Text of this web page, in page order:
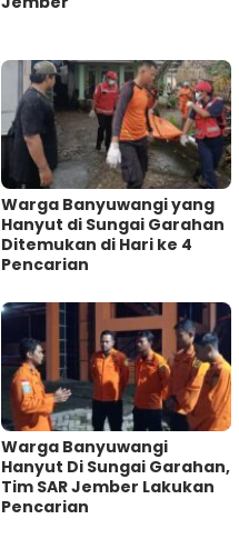
Warga Banyuwangi yang
Hanyut di Sungai Garahan
Ditemukan di Hari ke 4
Pencarian
Warga Banyuwangi
Hanyut Di Sungai Garahan,
Tim SAR Jember Lakukan
Pencarian